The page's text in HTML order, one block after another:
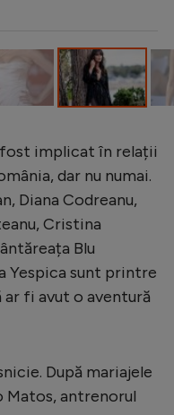
fost implicat în relații
dar nu numai.
Diana Codreanu,
Cristina
Blu
Yespica sunt printre
ar fi avut o aventură
După mariajele
Matos, antrenorul